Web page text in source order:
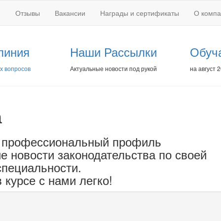
Отзывы Вакансии Награды и сертификаты О
вопросов
Наши Рассылки
Актуальные новости под рукой на август
профиль
новости законодательства по своей
с нами легко!